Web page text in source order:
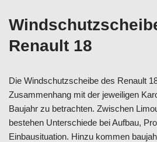
Renault 18
Die Windschutzscheibe des Renault
Zusammenhang mit der jeweiligen
Baujahr zu betrachten. Zwischen
bestehen Unterschiede bei Aufbau,
Einbausituation. Hinzu kommen